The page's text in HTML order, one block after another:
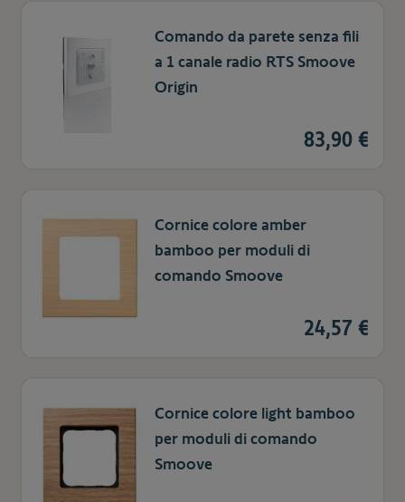
Comando da parete senza fili
a 1 canale radio RTS Smoove
Origin
83,90 €
Cornice colore amber
bamboo per moduli di
comando Smoove
24,57 €
Cornice colore light bamboo
per moduli di comando
Smoove